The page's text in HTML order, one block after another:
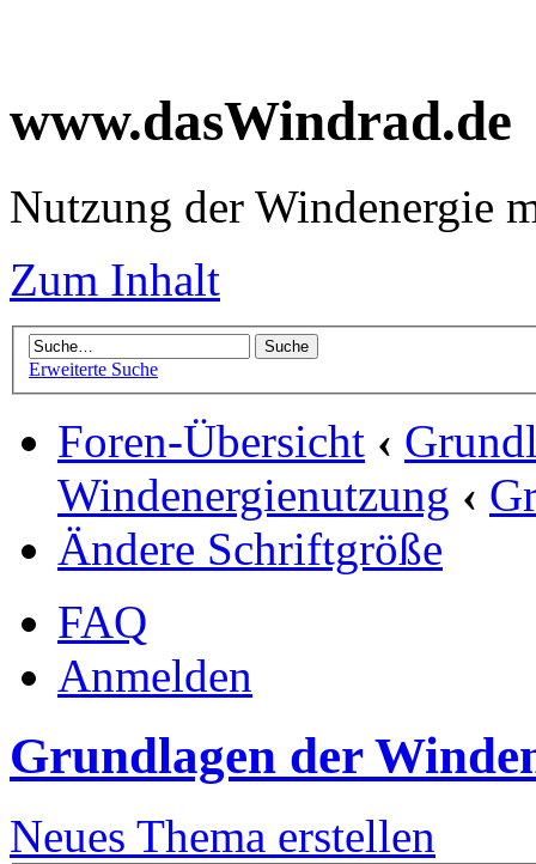
www.dasWindrad.de
Nutzung der Windenergie
Zum Inhalt
Erweiterte Suche
Foren-Übersicht ‹
Windenergienutzung ‹
Ändere Schriftgröße
FAQ
Anmelden
Grundlagen der
Neues Thema erstellen